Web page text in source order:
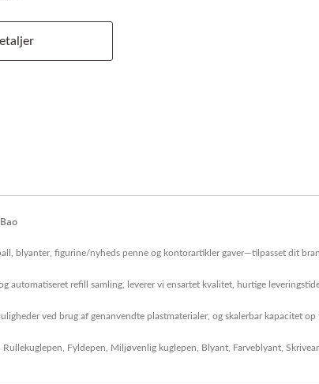
blyanter, figurine/nyheds penne og kontorartikler gaver—tilpasset dit
refill samling, leverer vi ensartet kvalitet, hurtige
ved brug af genanvendte plastmaterialer, og skalerbar kapacitet
Rullekuglepen Fyldepen Miljøvenlig kuglepen Blyant Farveblyant